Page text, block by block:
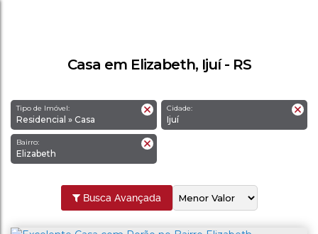
Casa em Elizabeth, Ijuí - RS
Tipo de Imóvel:
Residencial » Casa
Cidade:
Ijuí
Bairro:
Elizabeth
Busca Avançada